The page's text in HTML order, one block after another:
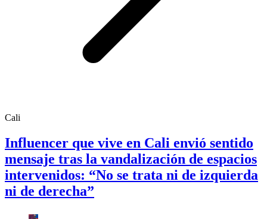
Cali
Influencer que vive en Cali envió sentido
mensaje tras la vandalización de espacios
intervenidos: “No se trata ni de izquierda
ni de derecha”